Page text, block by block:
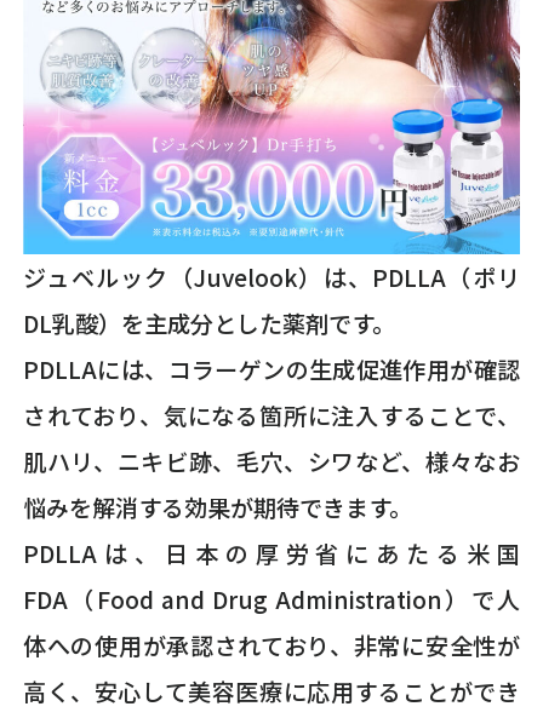
ジュベルック（Juvelook）は、PDLLA（ポリ
DL乳酸）を主成分とした薬剤です。
PDLLAには、コラーゲンの生成促進作用が確認
されており、気になる箇所に注入することで、
肌ハリ、ニキビ跡、毛穴、シワなど、様々なお
悩みを解消する効果が期待できます。
PDLLAは、日本の厚労省にあたる米国
FDA（Food and Drug Administration）で人
体への使用が承認されており、非常に安全性が
高く、安心して美容医療に応用することができ